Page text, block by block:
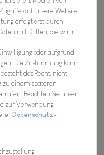
2-3 Tage
auf unsere Website
erfolgt erst durch
mit Dritten, die wir in
oder aufgrund
Die Zustimmung kann
das Recht, nicht
zu einem späteren
Beachten Sie unser
zur Verwendung
Daten­schutz­